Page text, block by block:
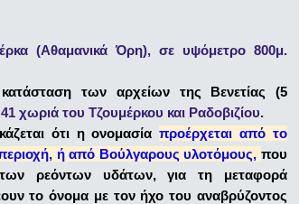
(Αθαμανικά Όρη), σε υψόμετρο 800μ.
των αρχείων της Βενετίας (5
χωριά του Τζουμέρκου και Ραδοβιζίου.
ότι η ονομασίαπροέρχεται από το
ή από Βούλγαρους υλοτόμους, που
ρεόντων υδάτων, για τη μεταφορά
το όνομα με τον ήχο του αναβρύζοντος